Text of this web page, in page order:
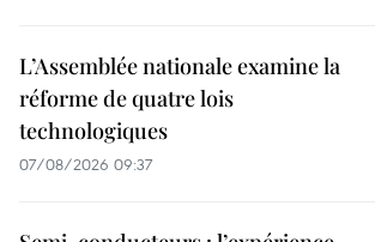
L’Assemblée nationale examine la
réforme de quatre lois
technologiques
07/08/2026 09:37